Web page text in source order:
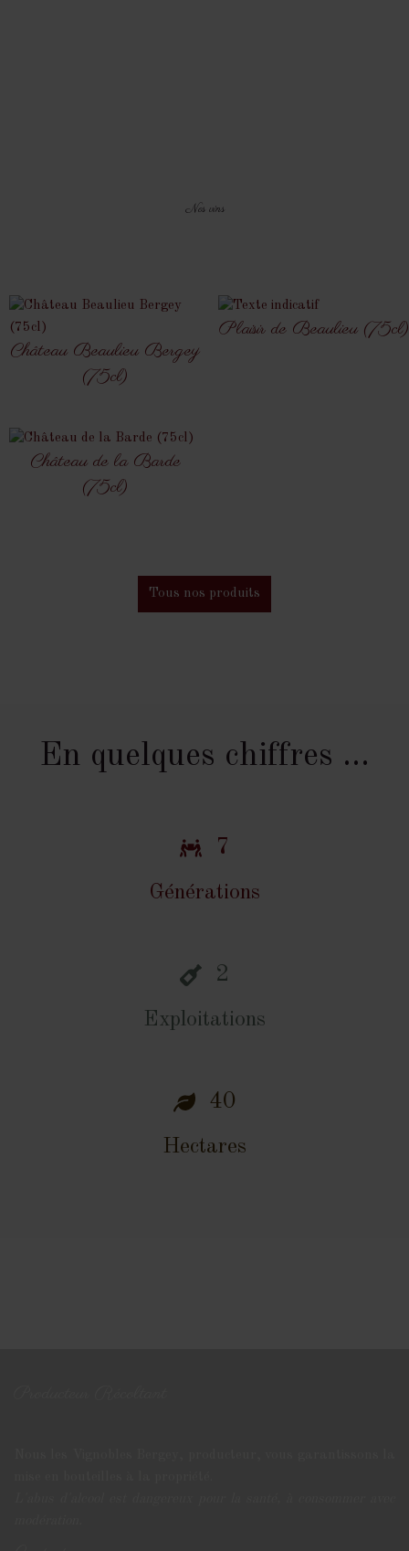
Nos vins
Château Beaulieu Bergey
(75cl)
Plaisir de Beaulieu (75cl)
Château de la Barde
(75cl)
Tous nos produits
En quelques chiffres …
7
Générations
2
Exploitations
40
Hectares